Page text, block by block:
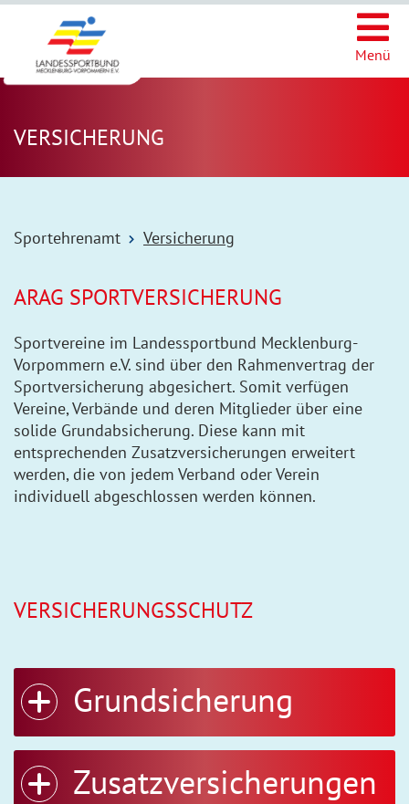
Menü
VERSICHERUNG
Sportehrenamt Versicherung
ARAG SPORTVERSICHERUNG
Sportvereine im Landessportbund Mecklenburg-
Vorpommern e.V. sind über den Rahmenvertrag der
Sportversicherung abgesichert. Somit verfügen
Vereine, Verbände und deren Mitglieder über eine
solide Grundabsicherung. Diese kann mit
entsprechenden Zusatzversicherungen erweitert
werden, die von jedem Verband oder Verein
individuell abgeschlossen werden können.
VERSICHERUNGSSCHUTZ
Grundsicherung
Icon zum oeffnen/schliessen
Icon zum oeffnen/schliessen
Zusatzversicherungen
Icon zum oeffnen/schliessen
Icon zum oeffnen/schliessen